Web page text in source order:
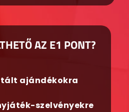
AZ E1 PONT?
ajándékokra
szelvényekre